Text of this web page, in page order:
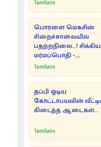
Tamilwin
பொரளை மெகசின்
சிறைச்சாலையில்
பதற்றநிலை..! சிக்கிய
மர்மப்பொதி -
பின்னணியில்
Tamilwin
தப்பி ஓடிய
கோட்டாபயவின்
கிடைத்த ஆடைகள்..
Tamilwin